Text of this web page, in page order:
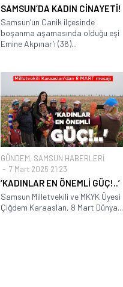
SAMSUN’DA KADIN CİNAYETİ!
Samsun’un Canik ilçesinde
boşanma aşamasında olduğu eşi
Emine Akpınar’ı (36)...
GÜNDEM, SAMSUN HABERLERİ
7 Mart 2025 21:23
‘KADINLAR EN ÖNEMLİ GÜÇ!..’
Samsun Milletvekili ve MKYK Üyesi
Çiğdem Karaaslan, 8 Mart Dünya...